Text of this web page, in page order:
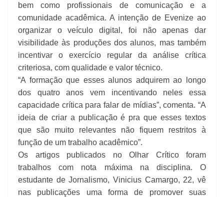
bem como profissionais de comunicação e a
comunidade acadêmica. A intenção de Evenize ao
organizar o veículo digital, foi não apenas dar
visibilidade às produções dos alunos, mas também
incentivar o exercício regular da análise crítica
criteriosa, com qualidade e valor técnico.
“A formação que esses alunos adquirem ao longo
dos quatro anos vem incentivando neles essa
capacidade crítica para falar de mídias”, comenta. “A
ideia de criar a publicação é pra que esses textos
que são muito relevantes não fiquem restritos à
função de um trabalho acadêmico”.
Os artigos publicados no Olhar Crítico foram
trabalhos com nota máxima na disciplina. O
estudante de Jornalismo, Vinicius Camargo, 22, vê
nas publicações uma forma de promover suas